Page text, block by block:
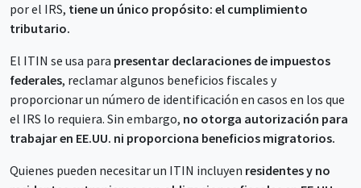
por el IRS, tiene un único propósito: el cumplimiento
tributario.
El ITIN se usa para presentar declaraciones de impuestos
federales, reclamar algunos beneficios fiscales y
proporcionar un número de identificación en casos en los que
el IRS lo requiera. Sin embargo, no otorga autorización para
trabajar en EE.UU. ni proporciona beneficios migratorios.
Quienes pueden necesitar un ITIN incluyen residentes y no